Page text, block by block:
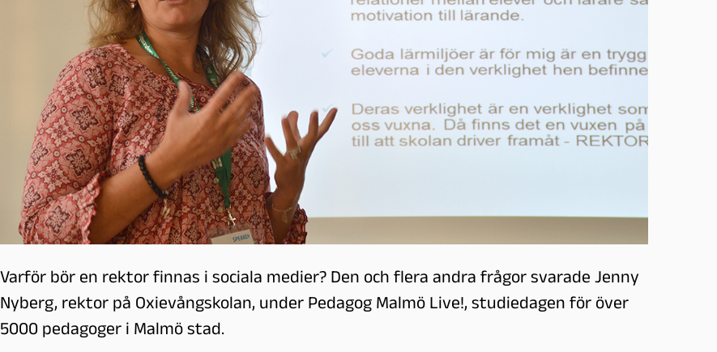
Varför bör en rektor finnas i sociala medier? Den och flera andra frågor svarade Jenny
Nyberg, rektor på Oxievångskolan, under Pedagog Malmö Live!, studiedagen för över
5000 pedagoger i Malmö stad.